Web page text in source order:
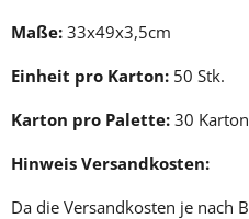
Maße: 33x49x3,5cm
Einheit pro Karton: 50 Stk.
Karton pro Palette: 30 Karton
Hinweis Versandkosten:
Da die Versandkosten je nach